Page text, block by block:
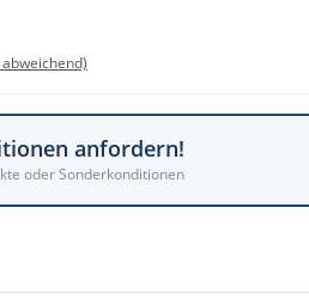
anfordern!
oder Sonderkonditionen